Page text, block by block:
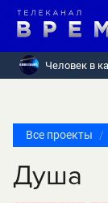
Человек в
Все проекты
Душа